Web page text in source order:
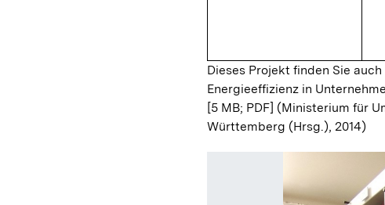
Dieses Projekt finden Sie
Energieeffizienz in
[5 MB; PDF] (Ministerium für
Württemberg (Hrsg.), 2014)